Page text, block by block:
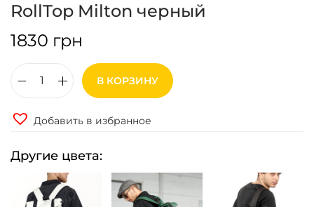
RollTop Milton черный
1830 грн
л
е
В КОРЗИНУ
Добавить в избранное
Другие цвета: